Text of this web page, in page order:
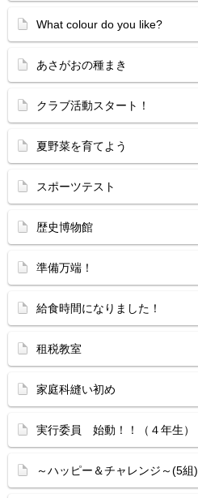
What colour do you like?
あさがおの種まき
クラブ活動スタート！
夏野菜を育てよう
スポーツテスト
歴史博物館
準備万端！
給食時間になりました！
租税教室
家庭科縫い初め
実行委員 始動！！（４年生）
～ハッピー＆チャレンジ～(5組)